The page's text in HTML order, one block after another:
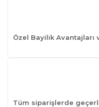
Özel Bayilik Avantajları
Tüm siparişlerde